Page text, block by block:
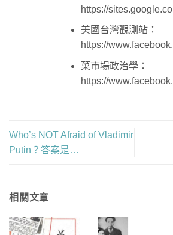
https://
美國台灣觀測站：
https://
菜市場政治學：
https://
Who’s NOT Afraid of Vladimir
Putin？答案是…
相關文章